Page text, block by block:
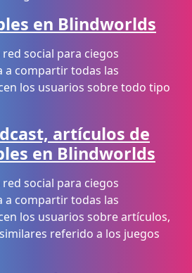
en Blindworlds
social para ciegos
a compartir todas las
los usuarios sobre todo tipo
artículos de
en Blindworlds
social para ciegos
a compartir todas las
los usuarios sobre artículos,
referido a los juegos